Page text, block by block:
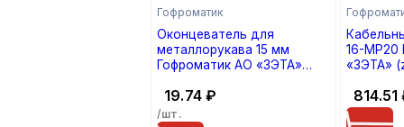
Гофроматик
Оконцеватель для
металлорукава 15 мм
Гофроматик АО «ЗЭТА»
19.74 ₽
/шт.
16-МР20
«ЗЭТА»
814.51